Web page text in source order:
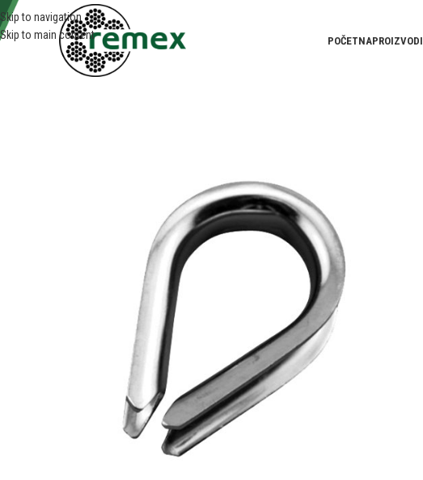
Skip to navigation
Skip to main content
POČETNAPROIZVODI